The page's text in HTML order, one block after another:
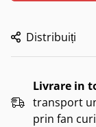
Distribuiți
Livrare in
transport
prin fan